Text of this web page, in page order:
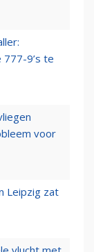
9’s te
voor
Leipzig zat